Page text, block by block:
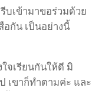
บเข้ามาขอร่วมด้วย
อกัน เป็นอย่างนี้
จเรียนกันให้ดี มิ
เขาก็ทำตามค่ะ และ